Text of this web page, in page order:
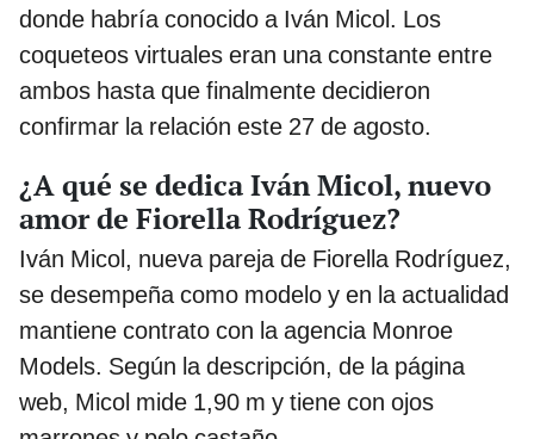
donde habría conocido a Iván Micol. Los
coqueteos virtuales eran una constante entre
ambos hasta que finalmente decidieron
confirmar la relación este 27 de agosto.
¿A qué se dedica Iván Micol, nuevo
amor de Fiorella Rodríguez?
Iván Micol, nueva pareja de Fiorella Rodríguez,
se desempeña como modelo y en la actualidad
mantiene contrato con la agencia Monroe
Models. Según la descripción, de la página
web, Micol mide 1,90 m y tiene con ojos